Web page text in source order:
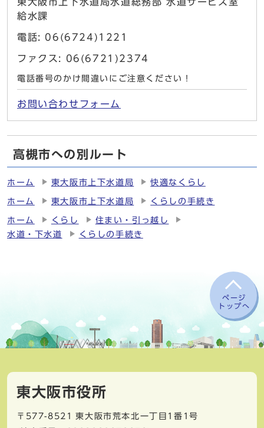
東大阪市上下水道局水道総務部 水道サービス室
給水課
電話: 06(6724)1221
ファクス: 06(6721)2374
電話番号のかけ間違いにご注意ください！
お問い合わせフォーム
高槻市への別ルート
ホーム 東大阪市上下水道局 快適なくらし
ホーム 東大阪市上下水道局 くらしの手続き
ホーム くらし
住まい・引っ越し
水道・下水道
くらしの手続き
ページ
トップへ
東大阪市役所
〒577-8521
東大阪市荒本北一丁目1番1号